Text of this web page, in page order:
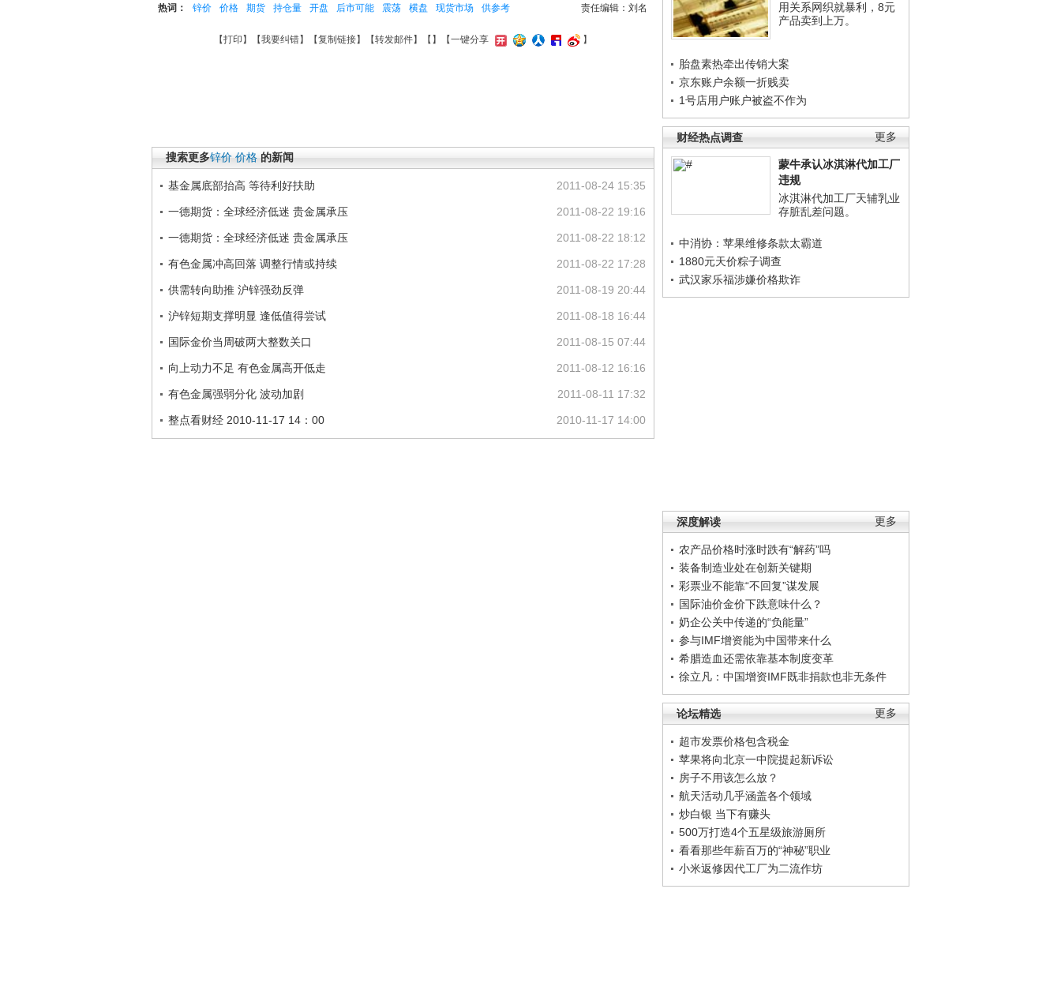
用关系网织就暴利，8元
产品卖到上万。
胎盘素热牵出传销大案
京东账户余额一折贱卖
1号店用户账户被盗不作为
更多
财经热点调查
蒙牛承认冰淇淋代加工厂
违规
冰淇淋代加工厂天辅乳业
存脏乱差问题。
中消协：苹果维修条款太霸道
1880元天价粽子调查
武汉家乐福涉嫌价格欺诈
更多
深度解读
农产品价格时涨时跌有“解药”吗
装备制造业处在创新关键期
彩票业不能靠“不回复”谋发展
国际油价金价下跌意味什么？
奶企公关中传递的“负能量”
参与IMF增资能为中国带来什么
希腊造血还需依靠基本制度变革
徐立凡：中国增资IMF既非捐款也非无条件
更多
论坛精选
超市发票价格包含税金
苹果将向北京一中院提起新诉讼
房子不用该怎么放？
航天活动几乎涵盖各个领域
炒白银 当下有赚头
500万打造4个五星级旅游厕所
看看那些年薪百万的“神秘”职业
小米返修因代工厂为二流作坊
责任编辑：刘名
热词： 锌价 价格 期货 持仓量 开盘 后市可能 震荡 横盘 现货市场 供参考
【打印 】【我要纠错】【复制链接】【转发邮件】【 】 【一键分享 】
搜索更多锌价 价格 的新闻
2011-08-24 15:35
基金属底部抬高 等待利好扶助
2011-08-22 19:16
一德期货：全球经济低迷 贵金属承压
2011-08-22 18:12
一德期货：全球经济低迷 贵金属承压
2011-08-22 17:28
有色金属冲高回落 调整行情或持续
2011-08-19 20:44
供需转向助推 沪锌强劲反弹
2011-08-18 16:44
沪锌短期支撑明显 逢低值得尝试
2011-08-15 07:44
国际金价当周破两大整数关口
2011-08-12 16:16
向上动力不足 有色金属高开低走
2011-08-11 17:32
有色金属强弱分化 波动加剧
2010-11-17 14:00
整点看财经 2010-11-17 14：00